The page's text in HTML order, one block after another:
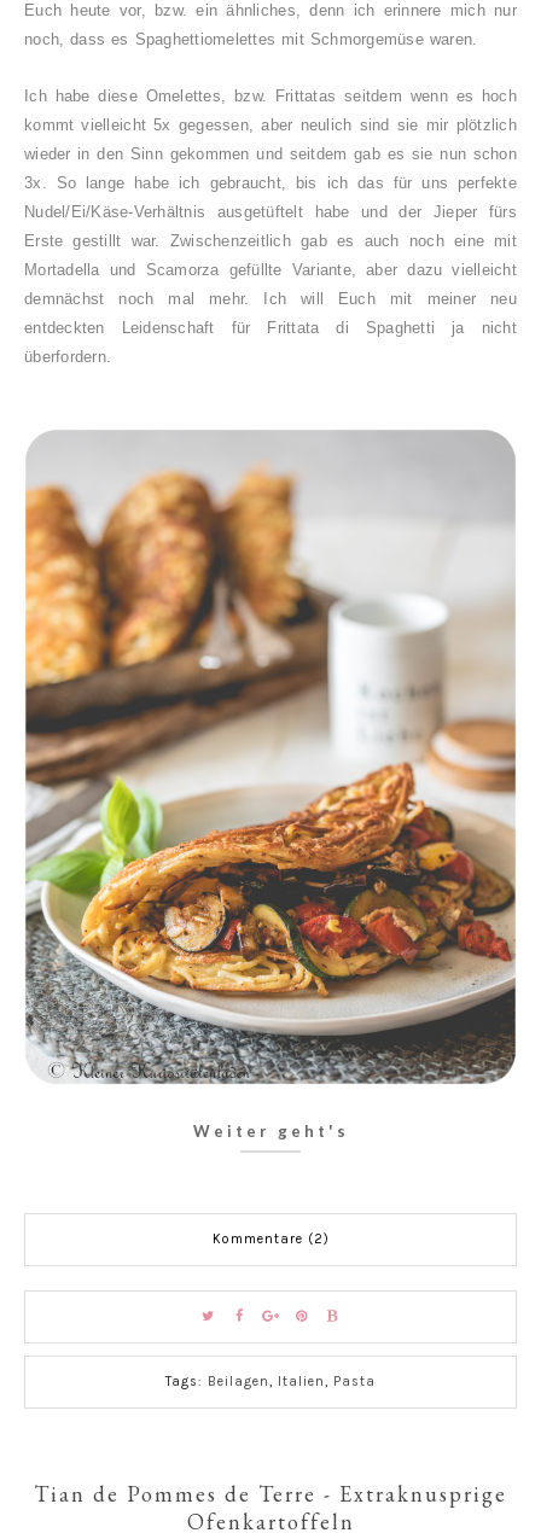
Euch heute vor, bzw. ein ähnliches, denn ich erinnere mich nur
noch, dass es Spaghettiomelettes mit Schmorgemüse waren.
Ich habe diese Omelettes, bzw. Frittatas seitdem wenn es hoch
kommt vielleicht 5x gegessen, aber neulich sind sie mir plötzlich
wieder in den Sinn gekommen und seitdem gab es sie nun schon
3x. So lange habe ich gebraucht, bis ich das für uns perfekte
Nudel/Ei/Käse-Verhältnis ausgetüftelt habe und der Jieper fürs
Erste gestillt war. Zwischenzeitlich gab es auch noch eine mit
Mortadella und Scamorza gefüllte Variante, aber dazu vielleicht
demnächst noch mal mehr. Ich will Euch mit meiner neu
entdeckten Leidenschaft für Frittata di Spaghetti ja nicht
überfordern.
Weiter geht's
Kommentare (2)
Tags: Beilagen, Italien, Pasta
Tian de Pommes de Terre - Extraknusprige
Ofenkartoffeln